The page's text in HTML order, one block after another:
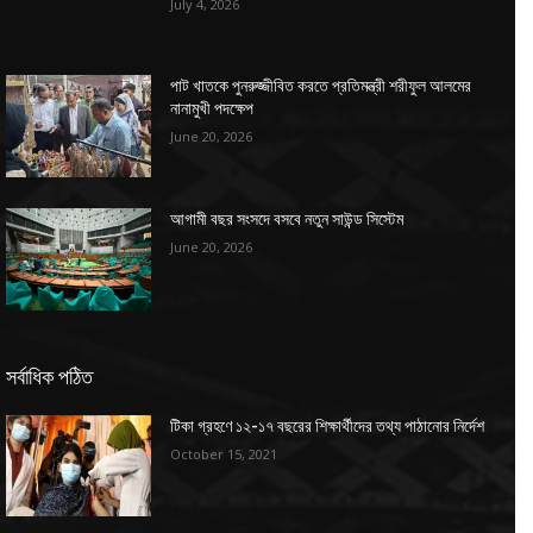
July 4, 2026
পাট খাতকে পুনরুজ্জীবিত করতে প্রতিমন্ত্রী শরীফুল আলমের
নানামুখী পদক্ষেপ
June 20, 2026
আগামী বছর সংসদে বসবে নতুন সাউন্ড সিস্টেম
June 20, 2026
সর্বাধিক পঠিত
টিকা গ্রহণে ১২-১৭ বছরের শিক্ষার্থীদের তথ্য পাঠানোর নির্দেশ
October 15, 2021